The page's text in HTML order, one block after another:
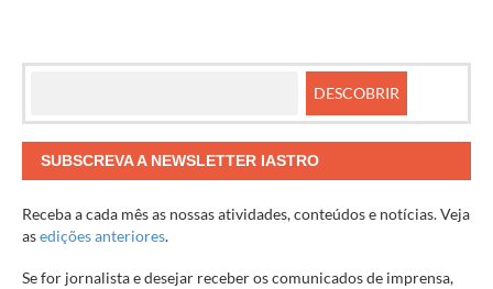
SUBSCREVA A NEWSLETTER IASTRO
Receba a cada mês as nossas atividades, conteúdos e notícias. Veja
asedições anteriores.
Se for jornalista e desejar receber os comunicados de imprensa,